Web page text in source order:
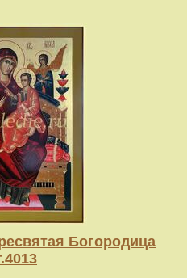
Богородица